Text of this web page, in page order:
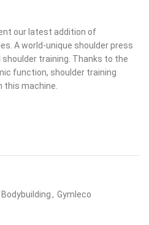
our latest addition of
A world-unique shoulder press
training. Thanks to the
function, shoulder training
this machine.
, Gymleco